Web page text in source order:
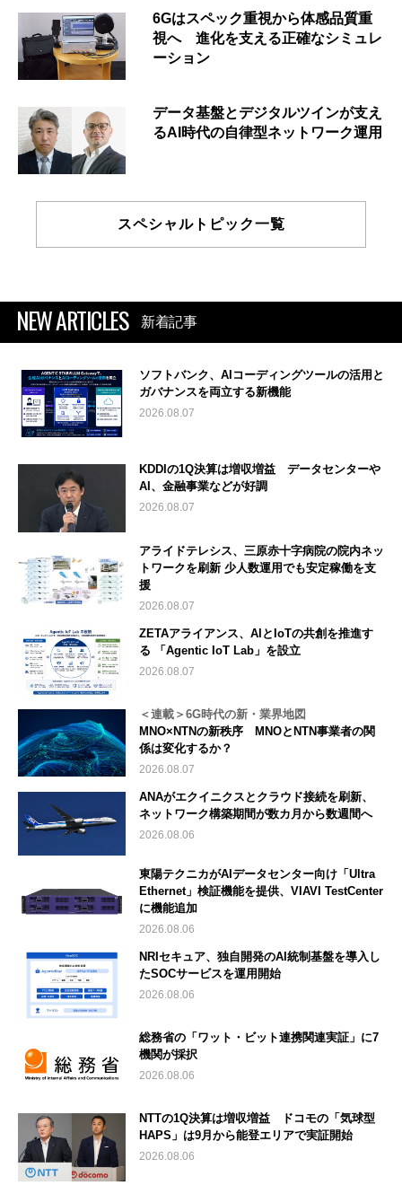
6Gはスペック重視から体感品質重
視へ 進化を支える正確なシミュレ
ーション
データ基盤とデジタルツインが支え
るAI時代の自律型ネットワーク運用
スペシャルトピック一覧
NEW ARTICLES 新着記事
ソフトバンク、AIコーディングツールの活用と
ガバナンスを両立する新機能
2026.08.07
KDDIの1Q決算は増収増益 データセンターや
AI、金融事業などが好調
2026.08.07
アライドテレシス、三原赤十字病院の院内ネッ
トワークを刷新 少人数運用でも安定稼働を支
援
2026.08.07
ZETAアライアンス、AIとIoTの共創を推進す
る 「Agentic IoT Lab」を設立
2026.08.07
＜連載＞6G時代の新・業界地図
MNO×NTNの新秩序 MNOとNTN事業者の関
係は変化するか？
2026.08.07
ANAがエクイニクスとクラウド接続を刷新、
ネットワーク構築期間が数カ月から数週間へ
2026.08.06
東陽テクニカがAIデータセンター向け「Ultra
Ethernet」検証機能を提供、VIAVI TestCenter
に機能追加
2026.08.06
NRIセキュア、独自開発のAI統制基盤を導入し
たSOCサービスを運用開始
2026.08.06
総務省の「ワット・ビット連携関連実証」に7
機関が採択
2026.08.06
NTTの1Q決算は増収増益 ドコモの「気球型
HAPS」は9月から能登エリアで実証開始
2026.08.06